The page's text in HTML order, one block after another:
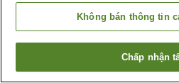
Trang chủ Nhật Bản Tỉnh
Business Hotel Hayashi (Yamaguchi)
Tìm phòng
Không bán thông tin
Chấp nhận